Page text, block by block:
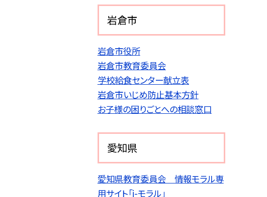
岩倉市
岩倉市役所
岩倉市教育委員会
学校給食センター献立表
岩倉市いじめ防止基本方針
お子様の困りごとへの相談窓口
愛知県
愛知県教育委員会 情報モラル専
用サイト「i-モラル」